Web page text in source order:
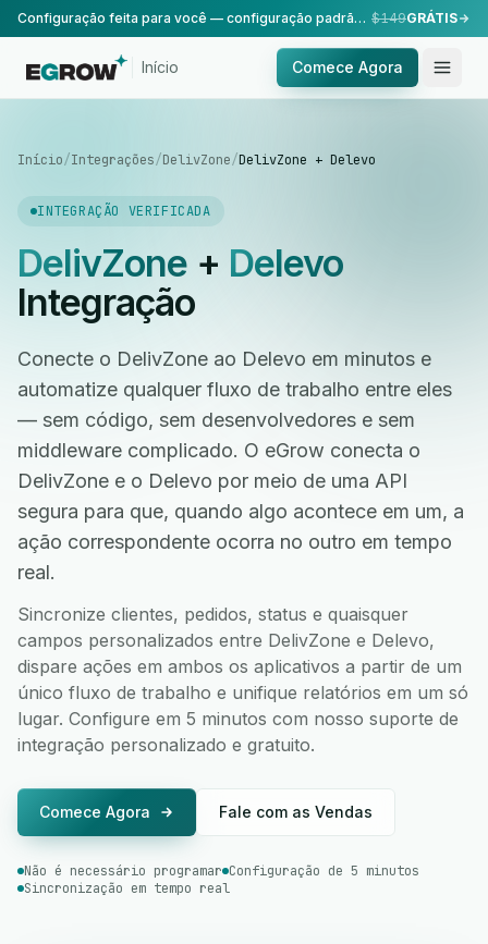
Configuração feita para você — configuração padrão, realizada pela nossa equipe. $149GRÁTIS
Início Comece Agora
Início/Integrações/DelivZone/DelivZone + Delevo
INTEGRAÇÃO VERIFICADA
DelivZone+ Delevo
Integração
Conecte o DelivZone ao Delevo em minutos e
automatize qualquer fluxo de trabalho entre eles
— sem código, sem desenvolvedores e sem
middleware complicado. O eGrow conecta o
DelivZone e o Delevo por meio de uma API
segura para que, quando algo acontece em um, a
ação correspondente ocorra no outro em tempo
real.
Sincronize clientes, pedidos, status e quaisquer
campos personalizados entre DelivZone e Delevo,
dispare ações em ambos os aplicativos a partir de um
único fluxo de trabalho e unifique relatórios em um só
lugar. Configure em 5 minutos com nosso suporte de
integração personalizado e gratuito.
Comece Agora Fale com as Vendas
Não é necessário programar Configuração de 5 minutos
Sincronização em tempo real